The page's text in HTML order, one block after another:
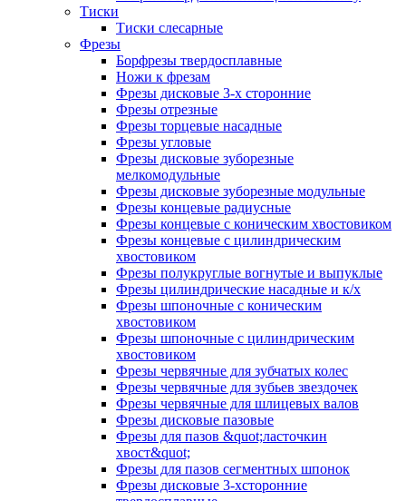
Тиски
Тиски слесарные
Фрезы
Борфрезы твердосплавные
Ножи к фрезам
Фрезы дисковые 3-х сторонние
Фрезы отрезные
Фрезы торцевые насадные
Фрезы угловые
Фрезы дисковые зуборезные
мелкомодульные
Фрезы дисковые зуборезные модульные
Фрезы концевые радиусные
Фрезы концевые с коническим хвостовиком
Фрезы концевые с цилиндрическим
хвостовиком
Фрезы полукруглые вогнутые и выпуклые
Фрезы цилиндрические насадные и к/х
Фрезы шпоночные с коническим
хвостовиком
Фрезы шпоночные с цилиндрическим
хвостовиком
Фрезы червячные для зубчатых колес
Фрезы червячные для зубьев звездочек
Фрезы червячные для шлицевых валов
Фрезы дисковые пазовые
Фрезы для пазов &quot;ласточкин
хвост&quot;
Фрезы для пазов сегментных шпонок
Фрезы дисковые 3-хсторонние